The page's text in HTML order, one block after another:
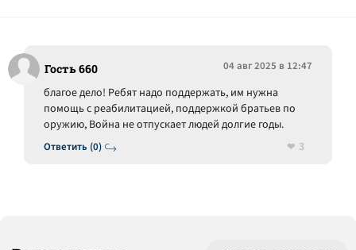
Гость 660 04 авг 2025 в 12:47
Ответить (0)
благое дело! Ребят надо поддержать, им нужна
помощь с реабилитацией, поддержкой братьев по
оружию, Война не отпускает людей долгие годы.
3